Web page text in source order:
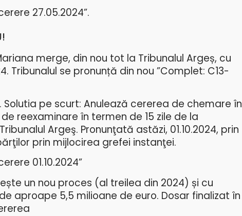
27.05.2024”.
merge, din nou tot la Tribunalul Argeș, cu
Tribunalul se pronunță din nou ”Complet: C13-
Solutia pe scurt: Anulează cererea de chemare în
reexaminare în termen de 15 zile de la
Argeş. Pronunţată astăzi, 01.10.2024, prin
prin mijlocirea grefei instanţei.
01.10.2024”
un nou proces (al treilea din 2024) și cu
aproape 5,5 milioane de euro. Dosar finalizat în